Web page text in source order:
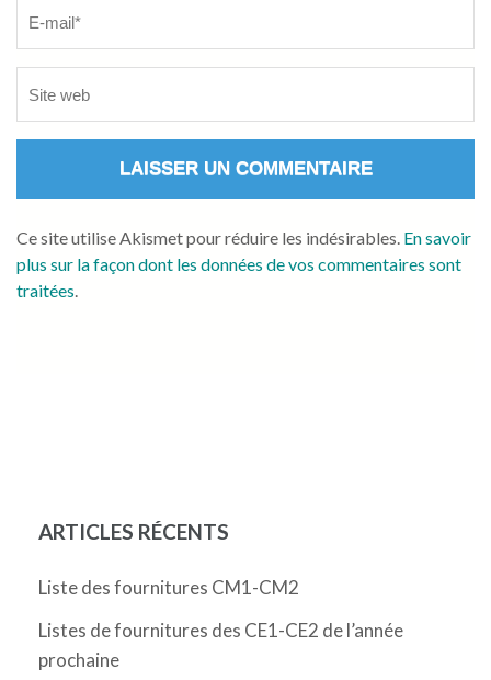
Ce site utilise Akismet pour réduire les indésirables. En savoir
plus sur la façon dont les données de vos commentaires sont
traitées.
ARTICLES RÉCENTS
Liste des fournitures CM1-CM2
Listes de fournitures des CE1-CE2 de l’année
prochaine